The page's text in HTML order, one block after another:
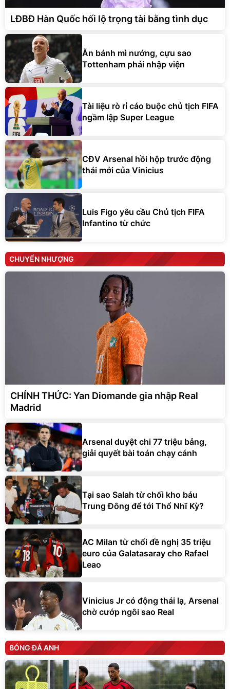
LĐBĐ Hàn Quốc hối lộ trọng tài bằng tình dục
Ăn bánh mì nướng, cựu sao
Tottenham phải nhập viện
Tài liệu rò rỉ cáo buộc chủ tịch FIFA
ngầm lập Super League
CĐV Arsenal hồi hộp trước động
thái mới của Vinicius
Luis Figo yêu cầu Chủ tịch FIFA
Infantino từ chức
CHUYỂN NHƯỢNG
CHÍNH THỨC: Yan Diomande gia nhập Real
Madrid
Arsenal duyệt chi 77 triệu bảng,
giải quyết bài toán chạy cánh
Tại sao Salah từ chối kho báu
Trung Đông để tới Thổ Nhĩ Kỳ?
AC Milan từ chối đề nghị 35 triệu
euro của Galatasaray cho Rafael
Leao
Vinicius Jr có động thái lạ, Arsenal
chờ cướp ngôi sao Real
BÓNG ĐÁ ANH